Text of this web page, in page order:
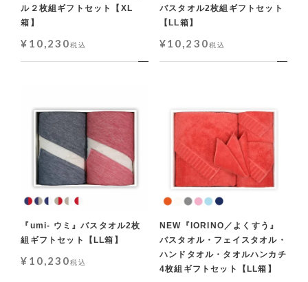
ル２枚組ギフトセット【XL
箱】
¥ 10,230税込
バスタオル2枚組ギフトセット
【LL箱】
¥10,230税込
『umi- ウミ』バスタオル2枚
組ギフトセット【LL箱】
¥ 10,230税込
NEW『IORINO／よくすう』
バスタオル・フェイスタオル・
ハンドタオル・タオルハンカチ
4枚組ギフトセット【LL箱】